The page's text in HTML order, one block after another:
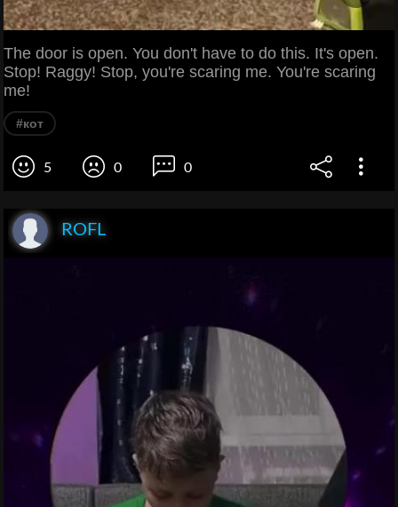
The door is open. You don't have to do this. It's open.
Stop! Raggy! Stop, you're scaring me. You're scaring
me!
#кот
5 0 0
ROFL